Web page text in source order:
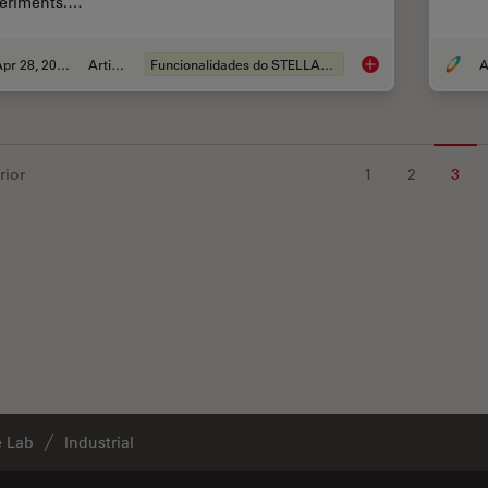
Apr 28, 2020 Article Funcionalidades do STELLARIS TauSense
1 2 3
Lab Industrial